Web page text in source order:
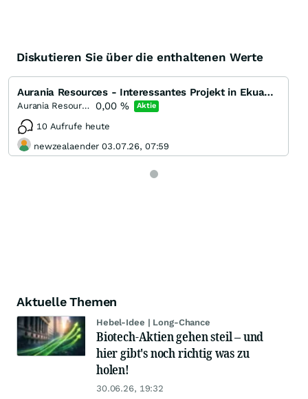
Diskutieren Sie über die enthaltenen Werte
Aurania Resources - Interessantes Projekt in Ekuador
Aurania Resources 0,00 % Aktie
10 Aufrufe heute
newzealaender 03.07.26, 07:59
Aktuelle Themen
Hebel-Idee | Long-Chance
Biotech-Aktien gehen steil – und
hier gibt's noch richtig was zu
holen!
30.06.26, 19:32